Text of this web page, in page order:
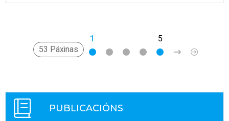
53 Páxinas
1 5
PUBLICACIÓNS